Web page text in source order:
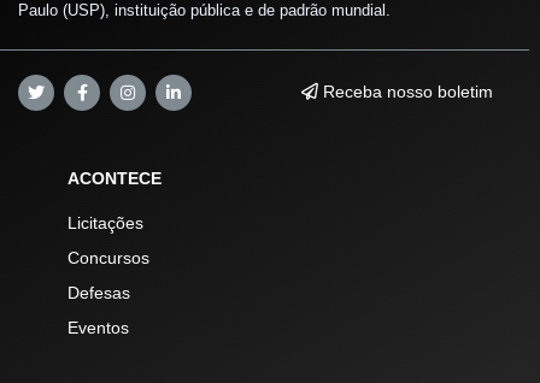
Paulo (USP), instituição pública e de padrão mundial.
Receba nosso boletim
ACONTECE
Licitações
Concursos
Defesas
Eventos